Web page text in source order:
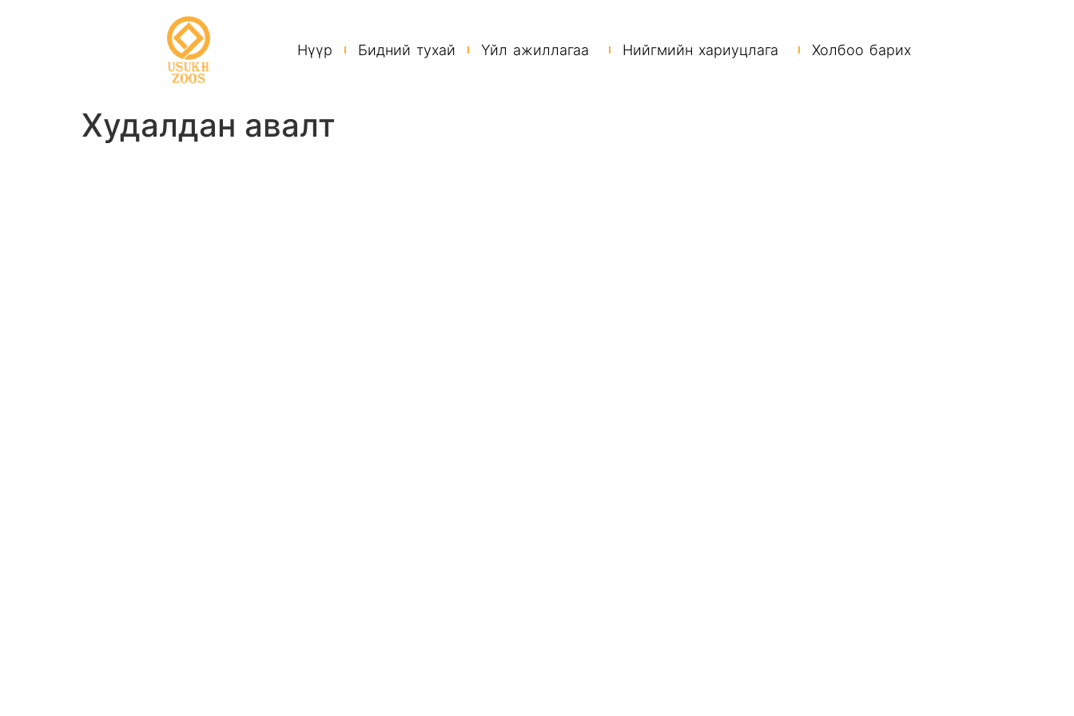
Нүүр Бидний тухай Үйл ажиллагаа Нийгмийн хариуцлага Холбоо барих
Худалдан авалт